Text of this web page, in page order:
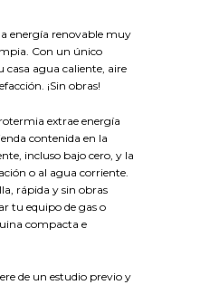
energía renovable muy
Con un único
casa agua caliente, aire
¡Sin obras!
extrae energía
contenida en la
incluso bajo cero, y la
o al agua corriente.
rápida y sin obras
tu equipo de gas o
compacta e
de un estudio previo y